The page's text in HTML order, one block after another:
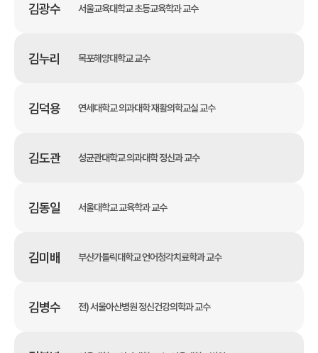
김광수 서울교육대학교 초등교육학과 교수
김누리 목포해양대학교 교수
김덕용 연세대학교 의과대학 재활의학교실 교수
김도관 성균관대학교 의과대학 정신과 교수
김동일 서울대학교 교육학과 교수
김미배 부산가톨릭대학교 언어청각치료학과 교수
김병수 전) 서울아산병원 정신건강의학과 교수